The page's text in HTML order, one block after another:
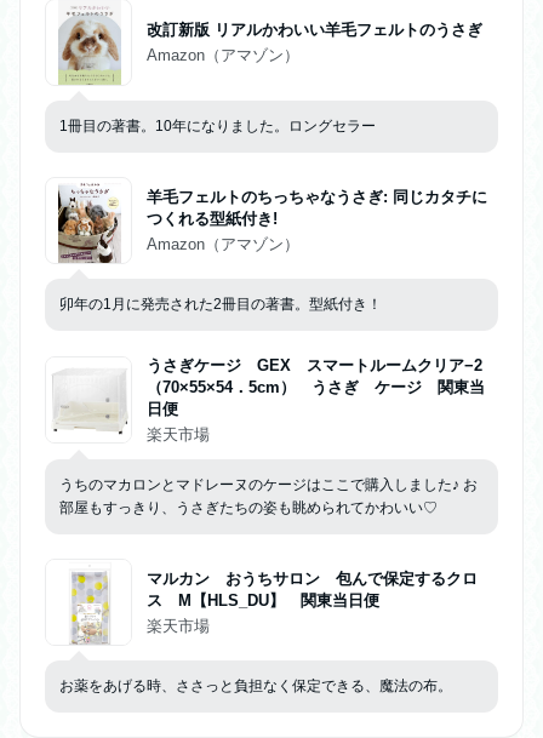
改訂新版 リアルかわいい羊毛フェルトのうさぎ
Amazon（アマゾン）
1冊目の著書。10年になりました。ロングセラー
羊毛フェルトのちっちゃなうさぎ: 同じカタチに
つくれる型紙付き!
Amazon（アマゾン）
卯年の1月に発売された2冊目の著書。型紙付き！
うさぎケージ GEX スマートルームクリア−2
（70×55×54．5cm） うさぎ ケージ 関東当
日便
楽天市場
うちのマカロンとマドレーヌのケージはここで購入しました♪ お
部屋もすっきり、うさぎたちの姿も眺められてかわいい♡
マルカン おうちサロン 包んで保定するクロ
ス M【HLS_DU】 関東当日便
楽天市場
お薬をあげる時、ささっと負担なく保定できる、魔法の布。